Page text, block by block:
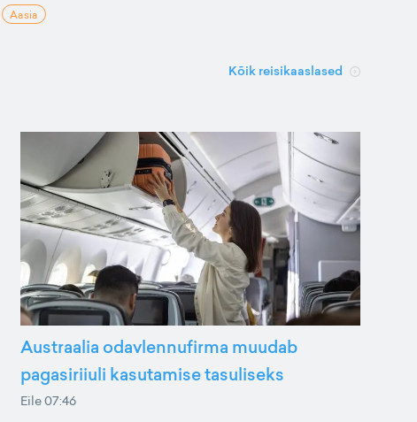
Aasia
Kõik reisikaaslased
Austraalia odavlennufirma muudab
pagasiriiuli kasutamise tasuliseks
Eile 07:46